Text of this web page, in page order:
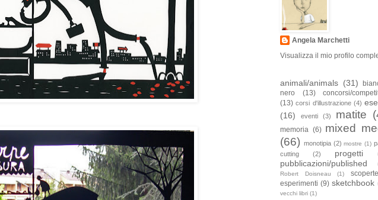
Angela Marchetti
Visualizza il mio profilo
animali/animals (31)
nero
(13)
concorsi/
(13) corsi d'illustrazione (4)
(16)
eventi (3) matite
memoria (6) mixed
(66) monotipia (2) mostre (1)
cutting
(2) progetti
pubblicazioni/published
Robert Doisneau (1)
esperimenti (9) sketchbook
vecchi libri (1)